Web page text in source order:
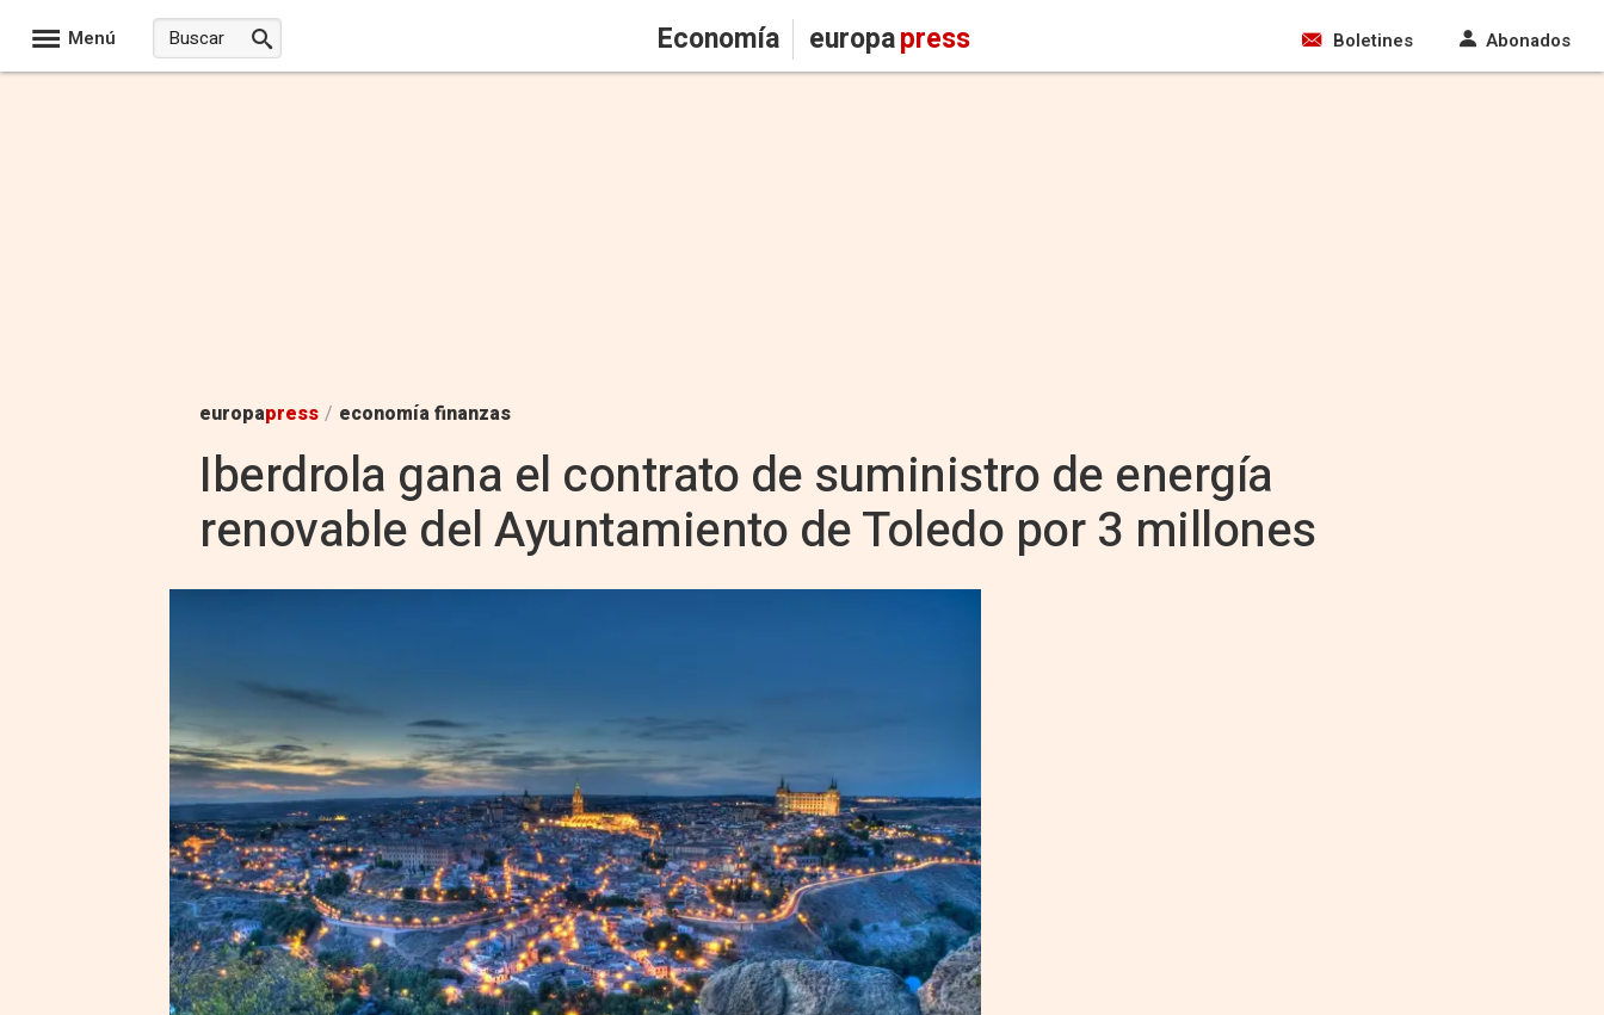
Menú Economía europapress Boletines Abonados
europapress / economía finanzas
Iberdrola gana el contrato de suministro de energía
renovable del Ayuntamiento de Toledo por 3 millones